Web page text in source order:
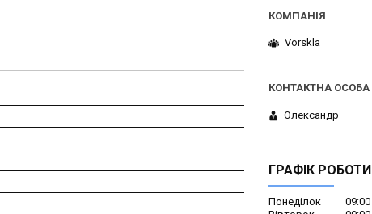
Vorskla
Олександр
ГРАФІК РОБОТИ
Понеділок 09:00